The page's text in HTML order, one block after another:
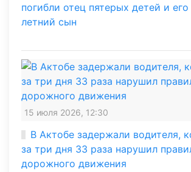
погибли отец пятерых детей и его
летний сын
15 июля 2026, 12:30
В Актобе задержали водителя,
за три дня 33 раза нарушил
дорожного движения